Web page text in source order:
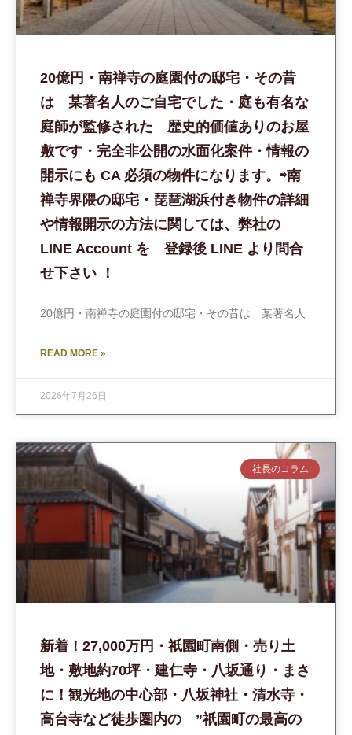
20億円・南禅寺の庭園付の邸宅・その昔
は 某著名人のご自宅でした・庭も有名な
庭師が監修された 歴史的価値ありのお屋
敷です・完全非公開の水面化案件・情報の
開示にも CA 必須の物件になります。⇨南
禅寺界隈の邸宅・琵琶湖浜付き物件の詳細
や情報開示の方法に関しては、弊社の
LINE Account を 登録後 LINE より問合
せ下さい ！
20億円・南禅寺の庭園付の邸宅・その昔は 某著名人
READ MORE »
2026年7月26日
社長のコラム
新着！27,000万円・祇園町南側・売り土
地・敷地約70坪・建仁寺・八坂通り・まさ
に！観光地の中心部・八坂神社・清水寺・
高台寺など徒歩圏内の ”祇園町の最高の